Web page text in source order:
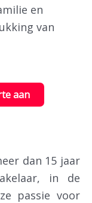
en
van
aan
dan 15 jaar
in de
passie voor